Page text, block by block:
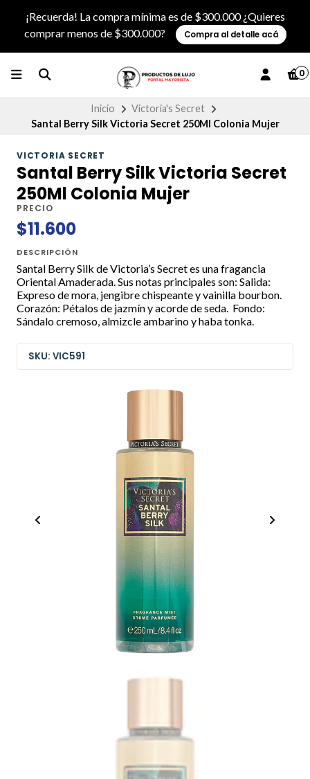
¡Recuerda! La compra mínima es de $300.000 ¿Quieres
comprar menos de $300.000?
Compra al detalle acá
0
Inicio
Victoria's Secret
Santal Berry Silk Victoria Secret 250Ml Colonia Mujer
VICTORIA SECRET
Santal Berry Silk Victoria Secret
250Ml Colonia Mujer
PRECIO
$11.600
DESCRIPCIÓN
Santal Berry Silk de Victoria’s Secret es una fragancia
Oriental Amaderada. Sus notas principales son: Salida:
Expreso de mora, jengibre chispeante y vainilla bourbon.
Corazón: Pétalos de jazmín y acorde de seda. Fondo:
Sándalo cremoso, almizcle ambarino y haba tonka.
SKU: VIC591